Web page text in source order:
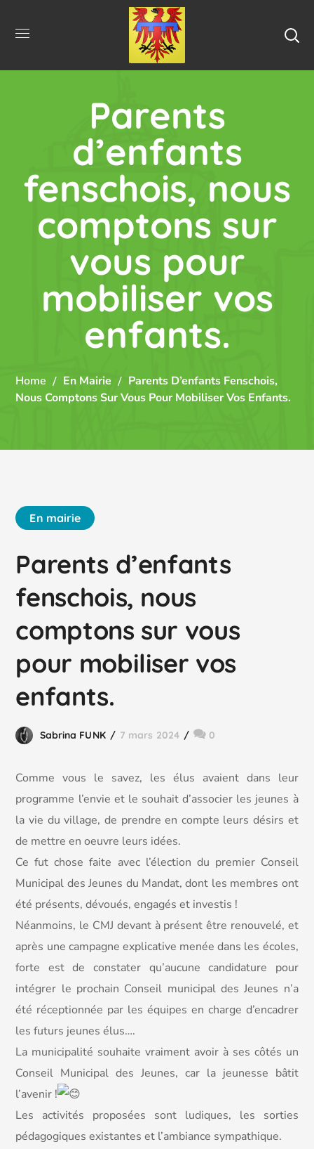
Parents
d’enfants
fenschois, nous
comptons sur
vous pour
mobiliser vos
enfants.
Home En Mairie
Parents D’enfants Fenschois,
Nous Comptons Sur Vous Pour Mobiliser Vos Enfants.
En mairie
Parents d’enfants
fenschois, nous
comptons sur vous
pour mobiliser vos
enfants.
Sabrina FUNK 7 mars 2024 0
Comme vous le savez, les élus avaient dans leur
programme l’envie et le souhait d’associer les jeunes à
la vie du village, de prendre en compte leurs désirs et
de mettre en oeuvre leurs idées.
Ce fut chose faite avec l’élection du premier Conseil
Municipal des Jeunes du Mandat, dont les membres ont
été présents, dévoués, engagés et investis !
Néanmoins, le CMJ devant à présent être renouvelé, et
après une campagne explicative menée dans les écoles,
forte est de constater qu’aucune candidature pour
intégrer le prochain Conseil municipal des Jeunes n’a
été réceptionnée par les équipes en charge d’encadrer
les futurs jeunes élus….
La municipalité souhaite vraiment avoir à ses côtés un
Conseil Municipal des Jeunes, car la jeunesse bâtit
l’avenir !
Les activités proposées sont ludiques, les sorties
pédagogiques existantes et l’ambiance sympathique.